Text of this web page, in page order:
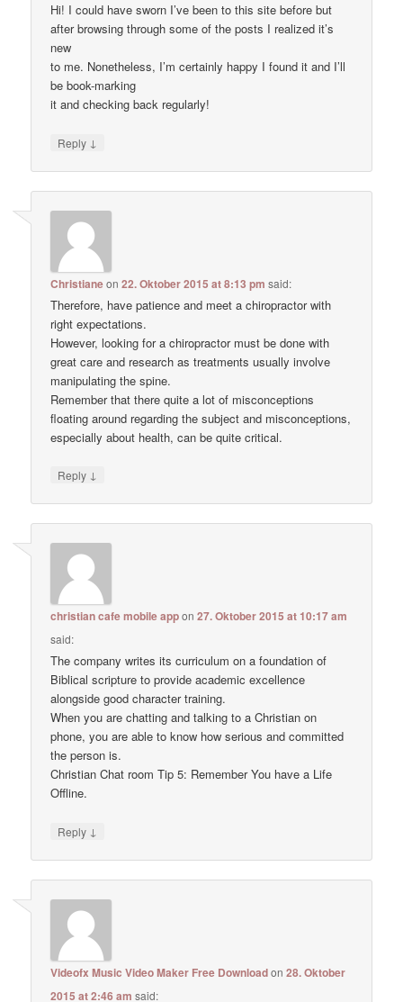
Hi! I could have sworn I’ve been to this site before but
after browsing through some of the posts I realized it’s
new
to me. Nonetheless, I’m certainly happy I found it and I’ll
be book-marking
it and checking back regularly!
Reply ↓
Christianeon22. Oktober 2015 at 8:13 pm said:
Therefore, have patience and meet a chiropractor with
right expectations.
However, looking for a chiropractor must be done with
great care and research as treatments usually involve
manipulating the spine.
Remember that there quite a lot of misconceptions
floating around regarding the subject and misconceptions,
especially about health, can be quite critical.
Reply ↓
christian cafe mobile appon27. Oktober 2015 at 10:17 am
said:
The company writes its curriculum on a foundation of
Biblical scripture to provide academic excellence
alongside good character training.
When you are chatting and talking to a Christian on
phone, you are able to know how serious and committed
the person is.
Christian Chat room Tip 5: Remember You have a Life
Offline.
Reply ↓
Videofx Music Video Maker Free Downloadon28. Oktober
2015 at 2:46 am said: